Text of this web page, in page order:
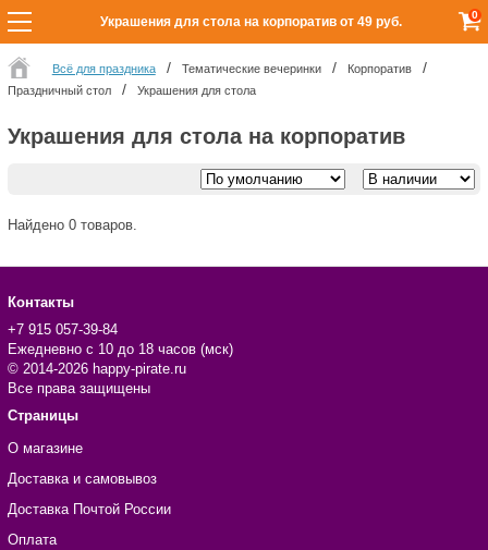
Всё для праздника Тематические вечеринки
Корпоратив
Праздничный стол
Украшения для стола
Украшения для стола на корпоратив
Найдено 0 товаров.
Контакты
+7 915 057-39-84
Ежедневно с 10 до 18 часов (мск)
© 2014-2026 happy-pirate.ru
Все права защищены
Страницы
О магазине
Доставка и самовывоз
Доставка Почтой России
Оплата
Украшения для стола на корпоратив от 49 руб. 0